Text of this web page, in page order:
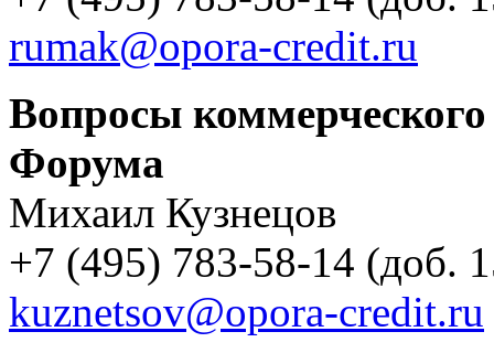
rumak@opora-credit.ru
Вопросы
Форума
Михаил Кузнецов
+7 (495) 783-58-14 (доб.
kuznetsov@opora-credit.ru